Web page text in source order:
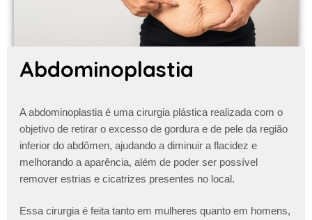
Abdominoplastia
A abdominoplastia é uma cirurgia plástica realizada com o
objetivo de retirar o excesso de gordura e de pele da região
inferior do abdômen, ajudando a diminuir a flacidez e
melhorando a aparência, além de poder ser possível
remover estrias e cicatrizes presentes no local.
Essa cirurgia é feita tanto em mulheres quanto em homens,